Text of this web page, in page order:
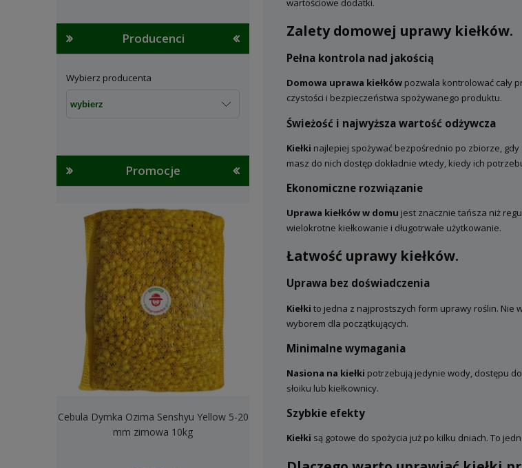
Producenci
Wybierz producenta
Promocje
Cebula Dymka Ozima Senshyu Yellow 5-20
mm zimowa 10kg
Cebula Dymka Senshyu Yellow Ozima 20-
25 mm zimowa 10kg
wartościowe dodatki.
Zalety domowej uprawy kiełków.
Pełna kontrola nad jakością
Domowa uprawa kiełków pozwala kontrolować cały
czystości i bezpieczeństwa spożywanego produktu.
Świeżość i najwyższa wartość odżywcza
Kiełki najlepiej spożywać bezpośrednio po zbiorze,
masz do nich dostęp dokładnie wtedy, kiedy ich
Ekonomiczne rozwiązanie
Uprawa kiełków w domu jest znacznie tańsza niż
wielokrotne kiełkowanie i długotrwałe użytkowanie.
Łatwość uprawy kiełków.
Uprawa bez doświadczenia
Kiełki to jedna z najprostszych form uprawy roślin. Nie
wyborem dla początkujących.
Minimalne wymagania
Nasiona na kiełki potrzebują jedynie wody, dostępu
słoiku lub kiełkownicy.
Szybkie efekty
Kiełki są gotowe do spożycia już po kilku dniach. To